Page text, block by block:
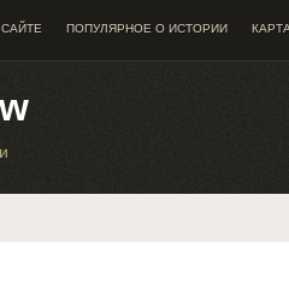
ПОПУЛЯРНОЕ О ИСТОРИИ